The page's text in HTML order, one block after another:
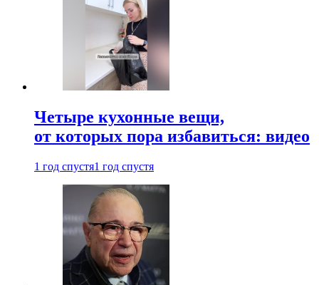
Четыре кухонные вещи,
от которых пора избавиться: видео
1 год спустя1 год спустя